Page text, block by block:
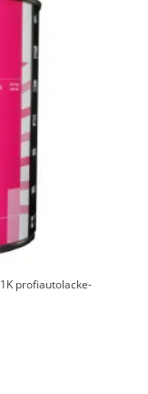
profiautolacke-